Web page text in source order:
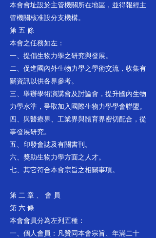
本會會址設於主管機關所在地區，並得報經主
管機關核准設分支機構。
第 五 條
本會之任務如左：
一、提倡生物力學之研究與發展。
二、促進國內外生物力學之學術交流，收集有
關資訊以供各界參考。
三、舉辦學術演講會及討論會，提升國內生物
力學水準，爭取加入國際生物力學學會聯盟。
四、與醫療界、工業界與體育界密切配合，從
事發展研究。
五、印發會誌及有關書刊。
六、獎助生物力學方面之人才。
七、其它符合本會宗旨之相關事項。
第 二 章 、 會 員
第 六 條
本會會員分為左列五種：
一、個人會員：凡贊同本會宗旨、年滿二十